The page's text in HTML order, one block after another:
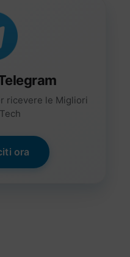
ricevere le Migliori
ora